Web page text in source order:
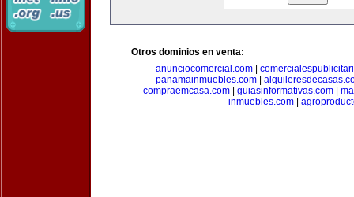
Otros dominios en venta:
anunciocomercial.com
panamainmuebles.com|
compraemcasa.com
guiasinformativas.com
inmuebles.com